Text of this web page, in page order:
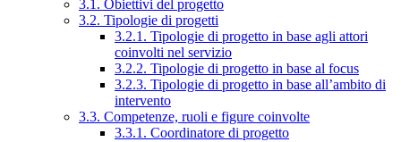
3.1. Obiettivi del progetto
3.2. Tipologie di progetti
3.2.1. Tipologie di progetto in base agli attori
coinvolti nel servizio
3.2.2. Tipologie di progetto in base al focus
3.2.3. Tipologie di progetto in base all’ambito di
intervento
3.3. Competenze, ruoli e figure coinvolte
3.3.1. Coordinatore di progetto